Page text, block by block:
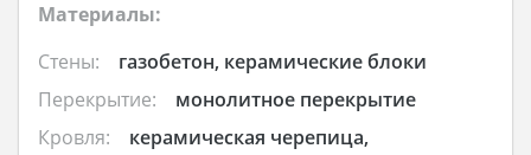
Материалы:
Стены:
газобетон, керамические блоки
Перекрытие:
монолитное перекрытие
Кровля:
керамическая черепица,